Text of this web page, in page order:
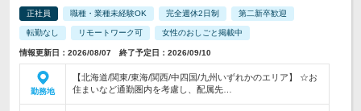
正社員 職種・業種未経験OK 完全週休2日制 第二新卒歓迎
転勤なし リモートワーク可 女性のおしごと掲載中
情報更新日：2026/08/07 終了予定日：2026/09/10
勤務地
【北海道/関東/東海/関西/中四国/九州いずれかのエリア】 ☆お
住まいなど通勤圏内を考慮し、配属先…